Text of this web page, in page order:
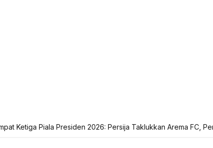
Ketiga Piala Presiden 2026: Persija Taklukkan Arema FC,